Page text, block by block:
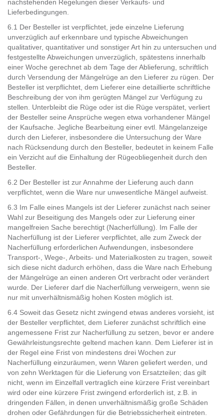
nachstehenden Regelungen dieser Verkaufs- und
Lieferbedingungen.
6.1 Der Besteller ist verpflichtet, jede einzelne Lieferung
unverzüglich auf erkennbare und typische Abweichungen
qualitativer, quantitativer und sonstiger Art hin zu untersuchen und
festgestellte Abweichungen unverzüglich, spätestens innerhalb
einer Woche gerechnet ab dem Tage der Ablieferung, schriftlich
durch Versendung der Mängelrüge an den Lieferer zu rügen. Der
Besteller ist verpflichtet, dem Lieferer eine detaillierte schriftliche
Beschreibung der von ihm gerügten Mängel zur Verfügung zu
stellen. Unterbleibt die Rüge oder ist die Rüge verspätet, verliert
der Besteller seine Ansprüche wegen etwa vorhandener Mängel
der Kaufsache. Jegliche Bearbeitung einer evtl. Mängelanzeige
durch den Lieferer, insbesondere die Untersuchung der Ware
nach Rücksendung durch den Besteller, bedeutet in keinem Falle
ein Verzicht auf die Einhaltung der Rügeobliegenheit durch den
Besteller.
6.2 Der Besteller ist zur Annahme der Lieferung auch dann
verpflichtet, wenn die Ware nur unwesentliche Mängel aufweist.
6.3 Im Falle eines Mangels ist der Lieferer zunächst nach seiner
Wahl zur Beseitigung des Mangels oder zur Lieferung einer
mangelfreien Sache berechtigt (Nacherfüllung). Im Falle der
Nacherfüllung ist der Lieferer verpflichtet, alle zum Zweck der
Nacherfüllung erforderlichen Aufwendungen, insbesondere
Transport-, Wege-, Arbeits- und Materialkosten zu tragen, soweit
sich diese nicht dadurch erhöhen, dass die Ware nach Erhebung
der Mängelrüge an einen anderen Ort verbracht oder verändert
wurde. Der Lieferer darf die Nacherfüllung verweigern, wenn sie
nur mit unverhältnismäßig hohen Kosten möglich ist.
6.4 Soweit das Gesetz nicht zwingend etwas anderes vorsieht, ist
der Besteller verpflichtet, dem Lieferer zunächst schriftlich eine
angemessene Frist zur Nacherfüllung zu setzen, bevor er andere
Gewährleistungsrechte geltend machen kann. Dem Lieferer ist in
der Regel eine Frist von mindestens drei Wochen zur
Nacherfüllung einzuräumen, wenn Waren geliefert werden, und
von zehn Werktagen für die Lieferung von Ersatzteilen; das gilt
nicht, wenn im Einzelfall vertraglich eine kürzere Frist vereinbart
wird oder eine kürzere Frist zwingend erforderlich ist, z.B. in
dringenden Fällen, in denen unverhältnismäßig große Schäden
drohen oder Gefährdungen für die Betriebssicherheit eintreten.